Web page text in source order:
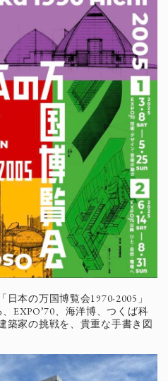
本の万国博覧会1970-2005」
EXPO’70、海洋博、つくば科
築家の挑戦を、貴重な手書き図